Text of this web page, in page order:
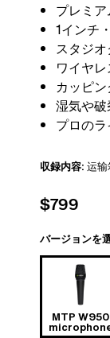
プレミ
1インチ
スタジ
ワイヤ
カッピ
湿気や
プロの
収録内容: 运
$799
バージョンを
MTP W950